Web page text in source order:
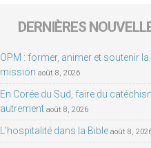
DERNIÈRES
OPM : former, animer et soutenir la
mission août 8, 2026
En Corée du Sud, faire du
autrement août 8, 2026
L’hospitalité dans la Bible août 8,